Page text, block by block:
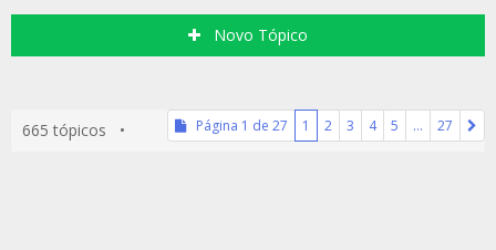
Novo Tópico
665 tópicos • Página 1 de 27 1 2 3 4 5 … 27